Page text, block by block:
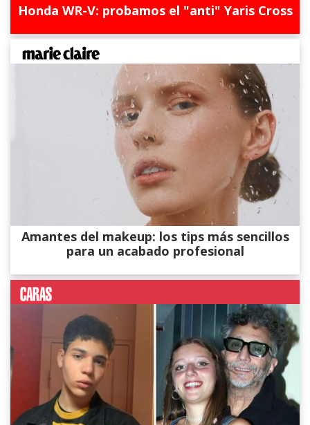
Honda WR-V: probamos el "anti" Yaris Cross
Amantes del makeup: los tips más sencillos
para un acabado profesional